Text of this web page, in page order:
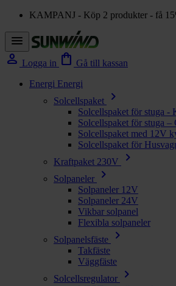
KAMPANJ - Köp 2 produkter - få
menu
person Logga in shopping_bag Gå till kassan
Energi Energi
Solcellspaket
chevron_right
Solcellspaket för stuga -
Solcellspaket för stuga –
Solcellspaket med 12V
Solcellspaket för
Kraftpaket 230V
chevron_right
Solpaneler chevron_right
Solpaneler 12V
Solpaneler 24V
Vikbar solpanel
Flexibla solpaneler
Solpanelsfäste
chevron_right
Takfäste
Väggfäste
Solcellsregulator
chevron_right